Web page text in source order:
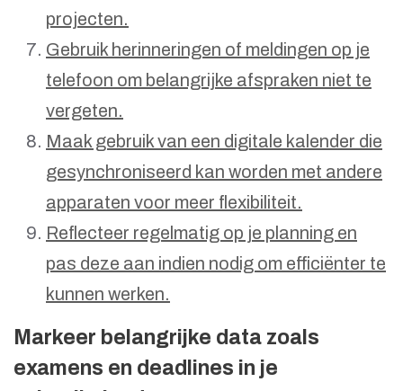
projecten.
Gebruik herinneringen of meldingen op je
telefoon om belangrijke afspraken niet te
vergeten.
Maak gebruik van een digitale kalender die
gesynchroniseerd kan worden met andere
apparaten voor meer flexibiliteit.
Reflecteer regelmatig op je planning en
pas deze aan indien nodig om efficiënter te
kunnen werken.
Markeer belangrijke data zoals
examens en deadlines in je